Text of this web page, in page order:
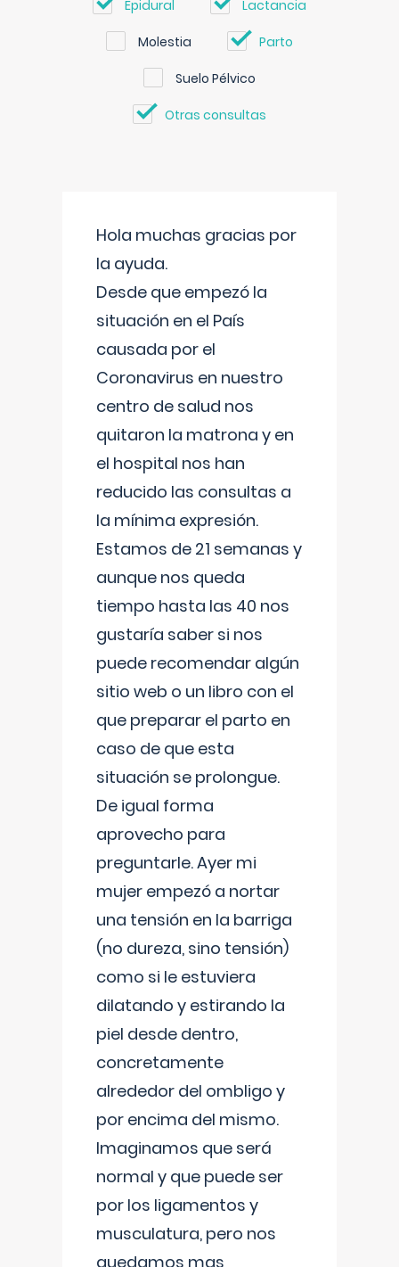
Epidural Lactancia
Molestia Parto
Suelo Pélvico
Otras consultas
Hola muchas gracias por
la ayuda.
Desde que empezó la
situación en el País
causada por el
Coronavirus en nuestro
centro de salud nos
quitaron la matrona y en
el hospital nos han
reducido las consultas a
la mínima expresión.
Estamos de 21 semanas y
aunque nos queda
tiempo hasta las 40 nos
gustaría saber si nos
puede recomendar algún
sitio web o un libro con el
que preparar el parto en
caso de que esta
situación se prolongue.
De igual forma
aprovecho para
preguntarle. Ayer mi
mujer empezó a nortar
una tensión en la barriga
(no dureza, sino tensión)
como si le estuviera
dilatando y estirando la
piel desde dentro,
concretamente
alrededor del ombligo y
por encima del mismo.
Imaginamos que será
normal y que puede ser
por los ligamentos y
musculatura, pero nos
quedamos mas